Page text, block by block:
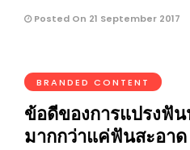
Posted On 21 September 2017
BRANDED CONTENT
ข้อดีของการแปรงฟั
มากกว่าแค่ฟันสะอาด